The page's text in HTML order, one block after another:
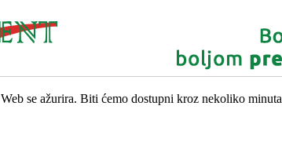
Web se ažurira. Biti ćemo dostupni kroz nekoliko minuta